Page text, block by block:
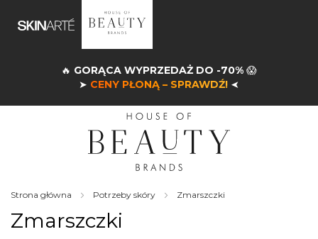
🔥 GORĄCA WYPRZEDAŻ DO -70% 😱
➤ CENY PŁONĄ – SPRAWDŹ! ➤
Strona główna Potrzeby skóry Zmarszczki
Zmarszczki